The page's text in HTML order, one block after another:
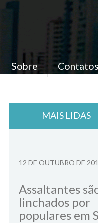
Sobre Contatos
MAIS LIDAS
12 DE OUTUBRO DE
Assaltantes
linchados por
populares em